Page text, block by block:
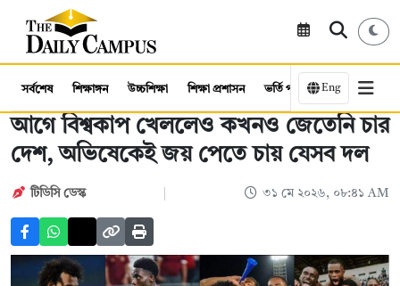
সর্বশেষ শিক্ষাঙ্গন উচ্চশিক্ষা শিক্ষা প্রশাসন ভর্তি পরীক্ষা কর্মসংস্থান
Eng
আগে বিশ্বকাপ খেললেও কখনও জেতেনি চার
দেশ, অভিষেকেই জয় পেতে চায় যেসব দল
টিডিসি ডেস্ক ৩১ মে ২০২৬, ০৮:৪১ AM